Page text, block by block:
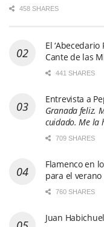
458 SHARES
El
Cante de las
441 SHARES
Entrevista a
Granada feliz.
cuidado. Me la
709 SHARES
Flamenco en
para el
760 SHARES
Juan